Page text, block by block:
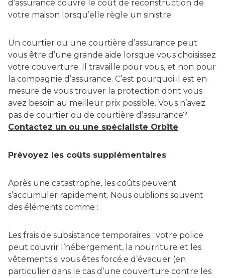
d’assurance couvre le coût de reconstruction de
votre maison lorsqu’elle règle un sinistre.
Un courtier ou une courtière d’assurance peut
vous être d’une grande aide lorsque vous choisissez
votre couverture. Il travaille pour vous, et non pour
la compagnie d’assurance. C’est pourquoi il est en
mesure de vous trouver la protection dont vous
avez besoin au meilleur prix possible. Vous n’avez
pas de courtier ou de courtière d’assurance?
Contactez un ou une spécialiste Orbite.
Prévoyez les coûts supplémentaires
Après une catastrophe, les coûts peuvent
s’accumuler rapidement. Nous oublions souvent
des éléments comme :
Les frais de subsistance temporaires : votre police
peut couvrir l’hébergement, la nourriture et les
vêtements si vous êtes forcé.e d’évacuer (en
particulier dans le cas d’une couverture contre les